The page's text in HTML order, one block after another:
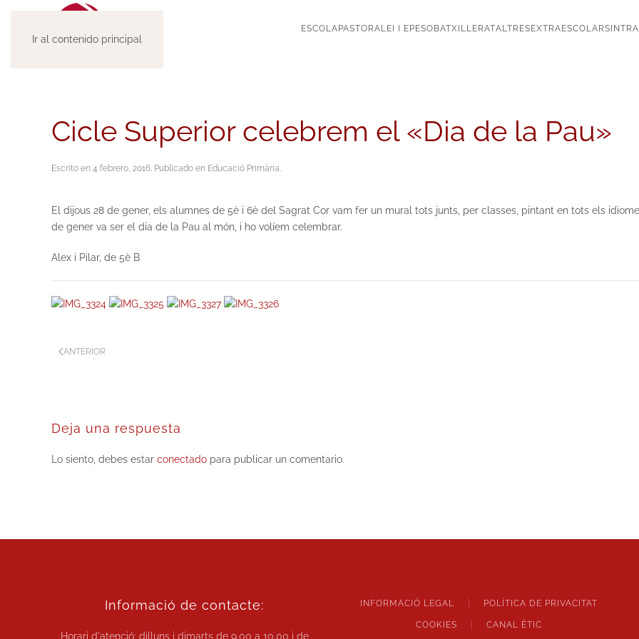
Ir al contenido principal
ESCOLA PASTORAL EI I EP ESO BATXILLERATALTRES EXTRAESCOLARS
Cicle Superior celebrem el «Dia de la Pau»
Escrito en 4 febrero, 2016. Publicado en Educació Primària.
El dijous 28 de gener, els alumnes de 5è i 6è del Sagrat Cor vam fer un mural tots junts, per classes, pintant en tots els
de gener va ser el dia de la Pau al món, i ho volíem celembrar.
Alex i Pilar, de 5è B
ANTERIOR
Deja una respuesta
Lo siento, debes estar conectado para publicar un comentario.
Informació de contacte:
Horari d'atenció: dilluns i dimarts de9.00 a 10.00 i de
INFORMACIÓ LEGAL POLÍTICA DE PRIVACITAT
COOKIES CANAL ÈTIC